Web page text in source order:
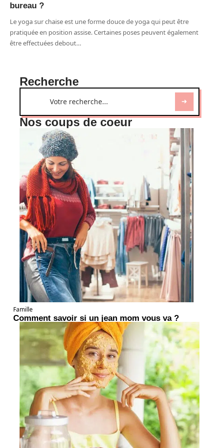
bureau ?
Le yoga sur chaise est une forme douce de yoga qui peut être
pratiquée en position assise. Certaines poses peuvent également
être effectuées debout…
Recherche
Nos coups de coeur
Famille
Comment savoir si un jean mom vous va ?